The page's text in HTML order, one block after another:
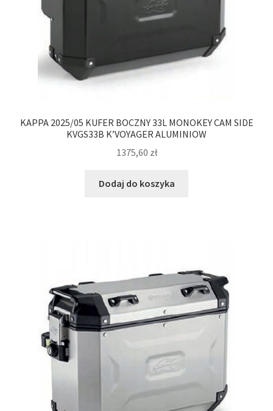
KAPPA 2025/05 KUFER BOCZNY 33L MONOKEY CAM SIDE
KVGS33B K’VOYAGER ALUMINIOW
1375,60 zł
Dodaj do koszyka